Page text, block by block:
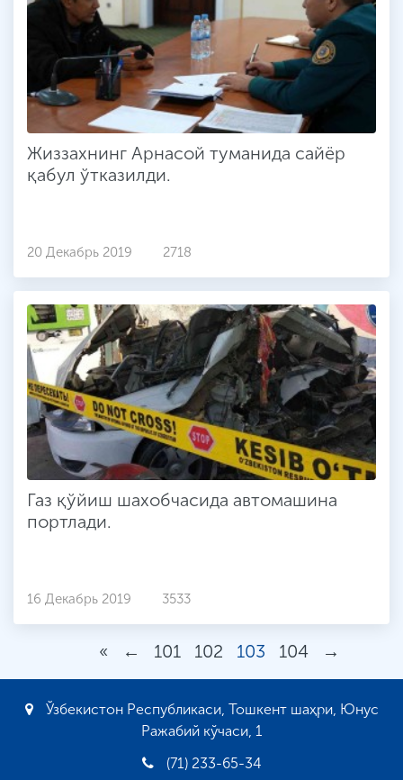
Жиззахнинг Арнасой туманида сайёр
қабул ўтказилди.
20 Декабрь 2019 2718
Газ қўйиш шахобчасида автомашина
портлади.
16 Декабрь 2019 3533
« ← 101 102 103 104 →
Ўзбекистон Республикаси, Тошкент шаҳри, Юнус
Ражабий кўчаси, 1
(71) 233-65-34